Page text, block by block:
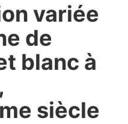
variée
de
blanc à
siècle